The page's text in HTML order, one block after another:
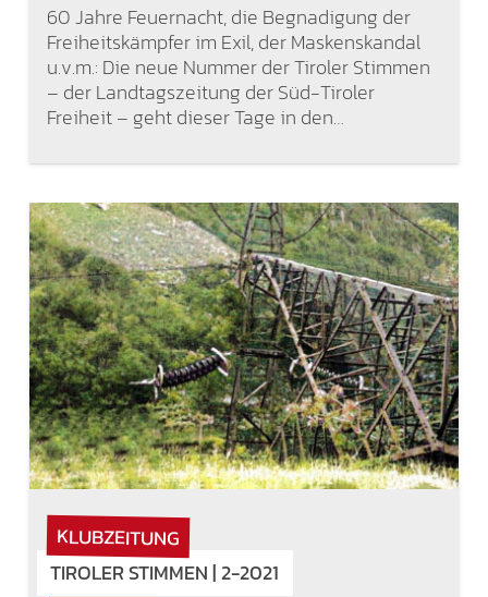
60 Jahre Feuernacht, die Begnadigung der
Freiheitskämpfer im Exil, der Maskenskandal
u.v.m.: Die neue Nummer der Tiroler Stimmen
– der Landtagszeitung der Süd-Tiroler
Freiheit – geht dieser Tage in den…
KLUBZEITUNG
TIROLER STIMMEN | 2-2021